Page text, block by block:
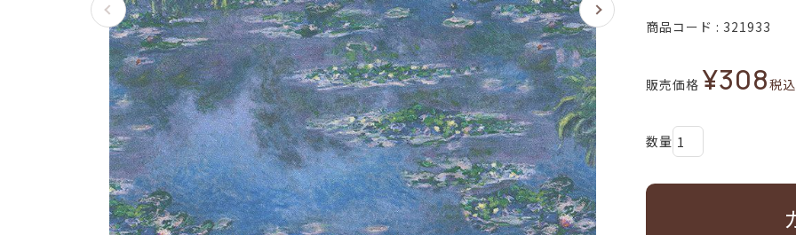
商品コード 321933
販売価格 ¥308税込